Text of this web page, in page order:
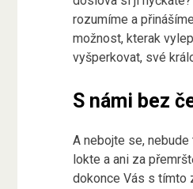
rozumíme a
možnost, kterak
vyšperkovat, své
S námi bez
A nebojte se, nebude
lokte a ani za
dokonce Vás s tímto